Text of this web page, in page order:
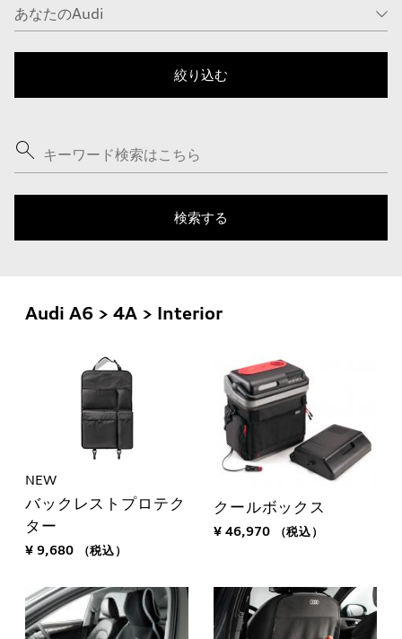
Audi A6 > 4A > Interior
NEW
バックレストプロテク
ター
¥ 9,680 （税込）
クールボックス
¥ 46,970 （税込）